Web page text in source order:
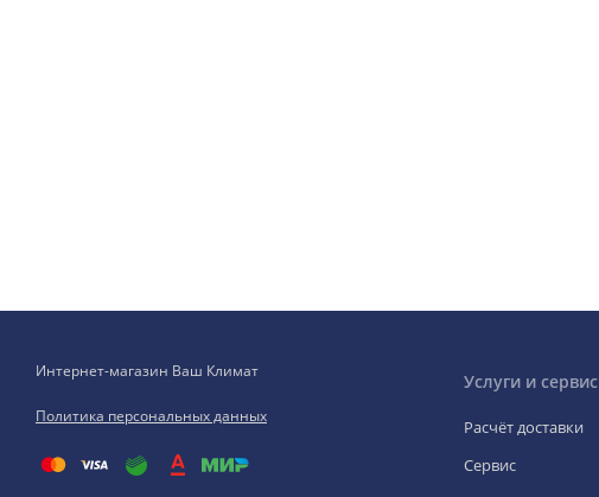
Интернет-магазин Ваш Климат
Политика персональных данных
Услуги и
Расчёт доставки
Сервис